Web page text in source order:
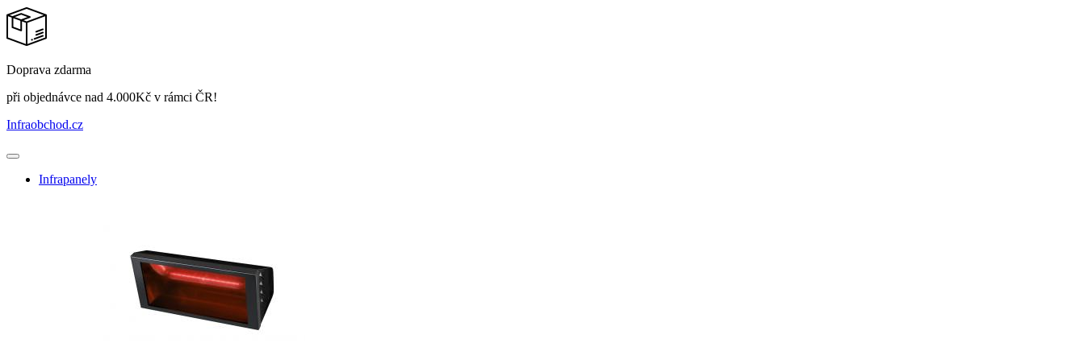
Doprava zdarma
při objednávce nad 4.000Kč v rámci ČR!
Infraobchod.cz
Infrapanely